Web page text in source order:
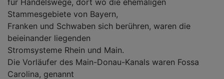
Stammesgebiete von Bayern,
Franken und Schwaben sich berühren, waren die
beieinander liegenden
Stromsysteme Rhein und Main.
Die Vorläufer des Main-Donau-Kanals waren Fossa
Carolina, genannt